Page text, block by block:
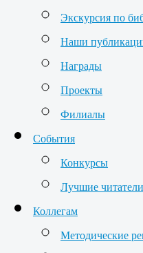
Экскурсия по
Наши
Награды
Проекты
Филиалы
События
Конкурсы
Лучшие читатели
Коллегам
Методические